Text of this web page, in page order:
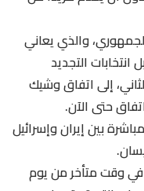
والذي يعاني
التجديد
إلى اتفاق وشيك
حتى الآن.
بين إيران وإسرائيل
في وقت متأخر من يوم